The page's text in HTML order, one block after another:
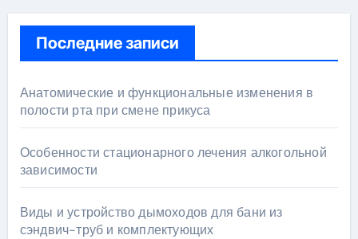
Последние записи
Анатомические и функциональные изменения в
полости рта при смене прикуса
Особенности стационарного лечения алкогольной
зависимости
Виды и устройство дымоходов для бани из
сэндвич-труб и комплектующих